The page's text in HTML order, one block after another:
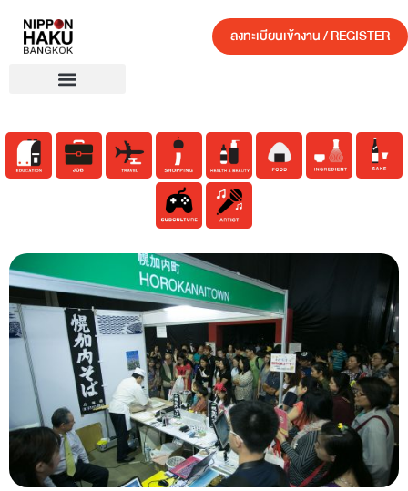
ลงทะเบียนเข้างาน / REGISTER